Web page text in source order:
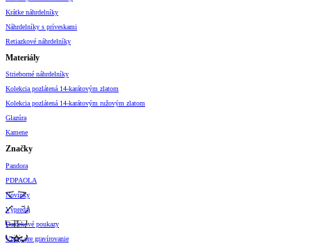
Krátke náhrdelníky
Náhrdelníky s príveskami
Retiazkové náhrdelníky
Materiály
Strieborné náhrdelníky
Kolekcia pozlátená 14-karátovým zlatom
Kolekcia pozlátená 14-karátovým ružovým zlatom
Glazúra
Kamene
Značky
Pandora
PDPAOLA
Novinky
Výpredaj
Darčekové poukazy
Vzory pre gravírovanie